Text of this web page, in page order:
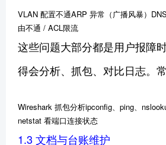
VLAN 配置不通ARP 异常（广播风暴）
由不通 / ACL限流
这些问题大部分都是用户报障
得会分析、抓包、对比日志。
Wireshark 抓包分析ipconfig、ping、
netstat 看端口连接状态
1.3 文档与台账维护